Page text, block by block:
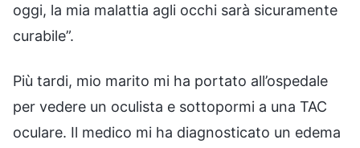
oggi, la mia malattia agli occhi sarà sicuramente
curabile”.
Più tardi, mio marito mi ha portato all’ospedale
per vedere un oculista e sottopormi a una TAC
oculare. Il medico mi ha diagnosticato un edema